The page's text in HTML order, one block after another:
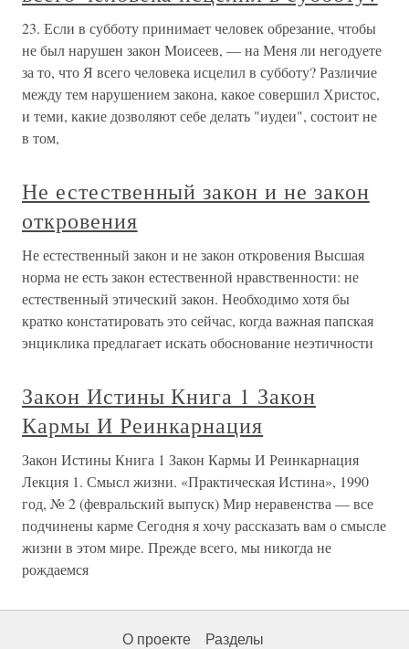
23. Если в субботу принимает человек обрезание, чтобы
не был нарушен закон Моисеев, — на Меня ли негодуете
за то, что Я всего человека исцелил в субботу? Различие
между тем нарушением закона, какое совершил Христос,
и теми, какие дозволяют себе делать "иудеи", состоит не
в том,
Не естественный закон и не закон
откровения
Не естественный закон и не закон откровения Высшая
норма не есть закон естественной нравственности: не
естественный этический закон. Необходимо хотя бы
кратко констатировать это сейчас, когда важная папская
энциклика предлагает искать обоснование неэтичности
Закон Истины Книга 1 Закон
Кармы И Реинкарнация
Закон Истины Книга 1 Закон Кармы И Реинкарнация
Лекция 1. Смысл жизни. «Практическая Истина», 1990
год, № 2 (февральский выпуск) Мир неравенства — все
подчинены карме Сегодня я хочу рассказать вам о смысле
жизни в этом мире. Прежде всего, мы никогда не
рождаемся
О проекте Разделы